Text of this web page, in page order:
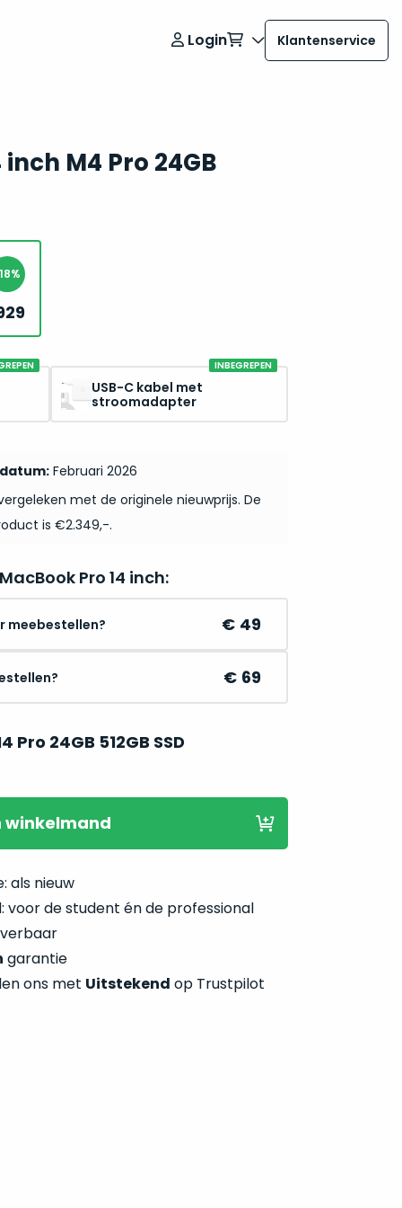
Login Klantenservice
M4 Pro 24GB
Oorspronkelijke
prijs
2.349.
Huidige
prijs
1.929. INBEGREPEN
USB-C kabel met
stroomadapter
Februari 2026
met de originele nieuwprijs. De
is €2.349,-.
Pro 14 inch:
meebestellen? 49
69
Pro 24GB 512GB SSD
winkelmand
als nieuw
voor de student én de professional
garantie
ons met Uitstekend op Trustpilot